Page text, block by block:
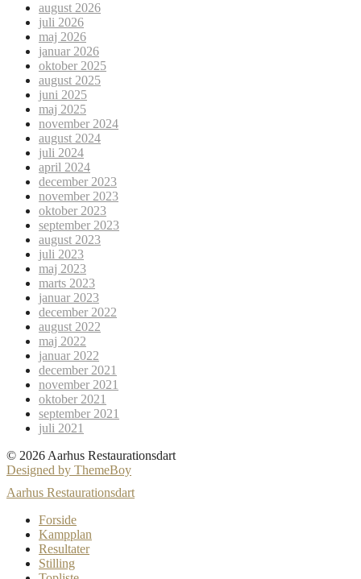
august 2026
juli 2026
maj 2026
januar 2026
oktober 2025
august 2025
juni 2025
maj 2025
november 2024
august 2024
juli 2024
april 2024
december 2023
november 2023
oktober 2023
september 2023
august 2023
juli 2023
maj 2023
marts 2023
januar 2023
december 2022
august 2022
maj 2022
januar 2022
december 2021
november 2021
oktober 2021
september 2021
juli 2021
© 2026 Aarhus Restaurationsdart
Designed by ThemeBoy
Aarhus Restaurationsdart
Forside
Kampplan
Resultater
Stilling